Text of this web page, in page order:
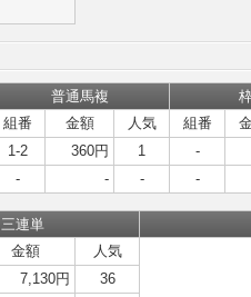
普通馬複
組番 金額 人気 組番
1-2 360円 1 -
- - - -
三連単
金額
人気
7,130円
36